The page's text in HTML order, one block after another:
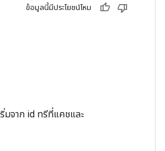
ข้อมูลนี้มีประโยชน์ไหม
มจาก id ทรีที่แคชและ